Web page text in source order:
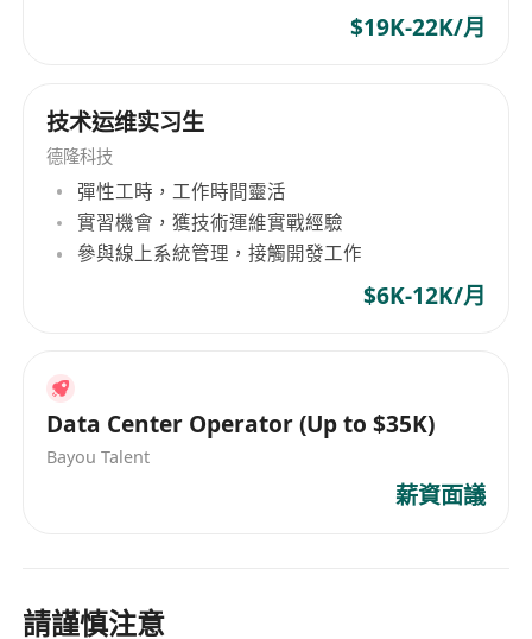
$19K-22K/月
技术运维实习生
德隆科技
彈性工時，工作時間靈活
實習機會，獲技術運維實戰經驗
參與線上系統管理，接觸開發工作
$6K-12K/月
Data Center Operator (Up to $35K)
Bayou Talent
薪資面議
請謹慎注意